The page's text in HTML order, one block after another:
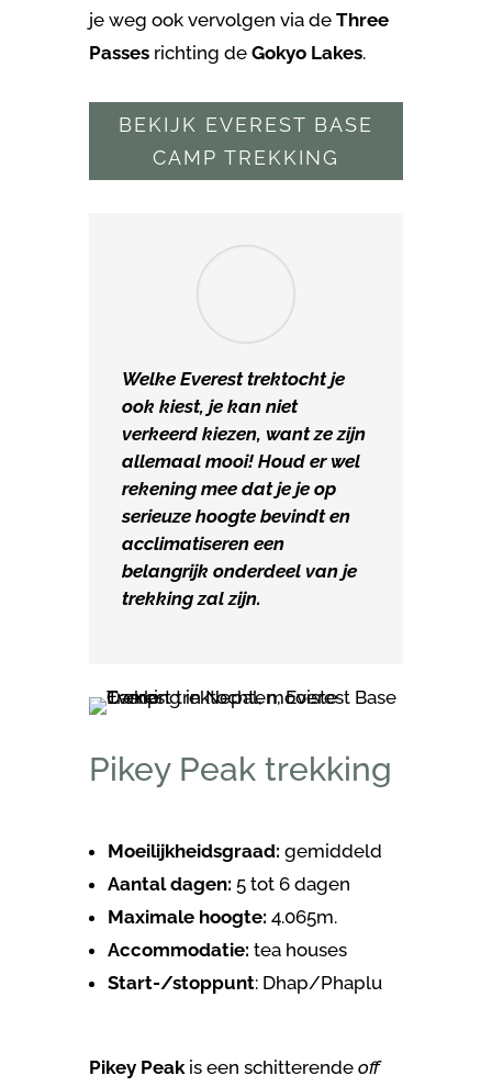
je weg ook vervolgen via de Three
Passesrichting de Gokyo Lakes.
BEKIJK EVEREST BASE
CAMP TREKKING
Welke Everest trektocht je
ook kiest, je kan niet
verkeerd kiezen, want ze zijn
allemaal mooi! Houd er wel
rekening mee dat je je op
serieuze hoogte bevindt en
acclimatiseren een
belangrijk onderdeel van je
trekking zal zijn.
Pikey Peak trekking
Moeilijkheidsgraad: gemiddeld
Aantal dagen: 5 tot 6 dagen
Maximale hoogte: 4.065m.
Accommodatie: tea houses
Start-/stoppunt: Dhap/Phaplu
Pikey Peakis een schitterende off